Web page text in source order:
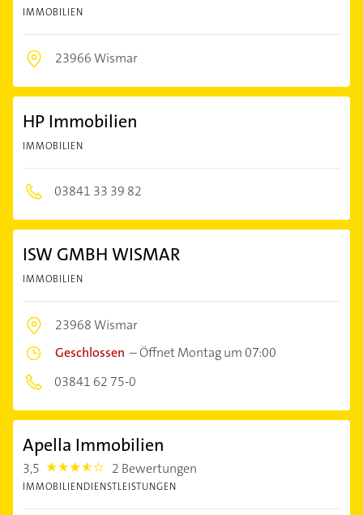
IMMOBILIEN
23966 Wismar
HP Immobilien
IMMOBILIEN
03841 33 39 82
ISW GMBH WISMAR
IMMOBILIEN
23968 Wismar
Geschlossen –Öffnet Montag um 07:00
03841 62 75-0
Apella Immobilien
3,5 3.5 2 Bewertungen
IMMOBILIENDIENSTLEISTUNGEN